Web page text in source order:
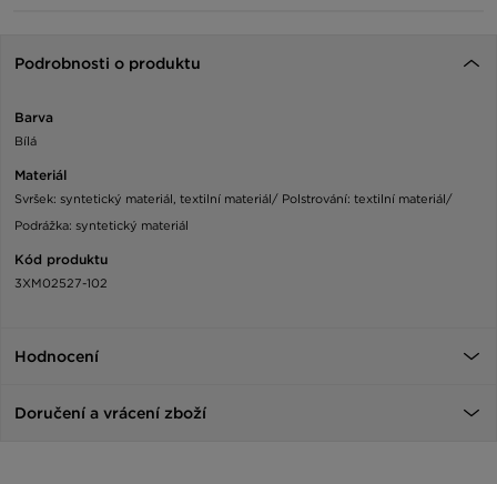
Podrobnosti o produktu
Barva
Bílá
Materiál
Svršek: syntetický materiál, textilní materiál/ Polstrování: textilní materiál/
Podrážka: syntetický materiál
Kód produktu
3XM02527-102
Hodnocení
Doručení a vrácení zboží